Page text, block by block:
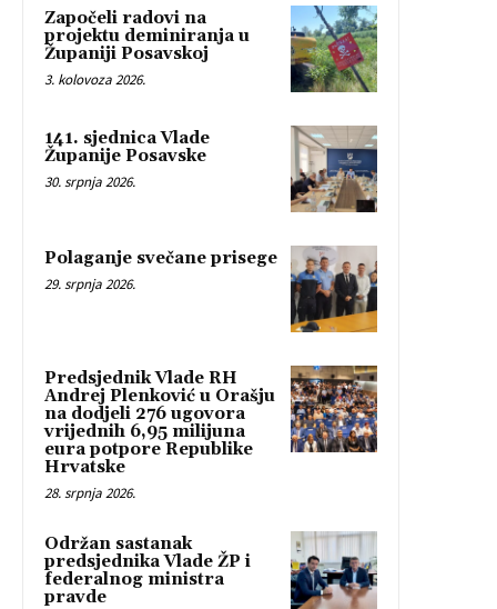
Započeli radovi na
projektu deminiranja u
Županiji Posavskoj
3. kolovoza 2026.
141. sjednica Vlade
Županije Posavske
30. srpnja 2026.
Polaganje svečane prisege
29. srpnja 2026.
Predsjednik Vlade RH
Andrej Plenković u Orašju
na dodjeli 276 ugovora
vrijednih 6,95 milijuna
eura potpore Republike
Hrvatske
28. srpnja 2026.
Održan sastanak
predsjednika Vlade ŽP i
federalnog ministra
pravde